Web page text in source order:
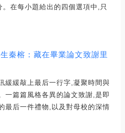
在每小題給出的四個選項中,只
秦榕：藏在畢業論文致謝里
緩緩敲上最后一行字,凝聚時間與
一篇篇風格各異的論文致謝,是即
最后一件禮物,以及對母校的深情